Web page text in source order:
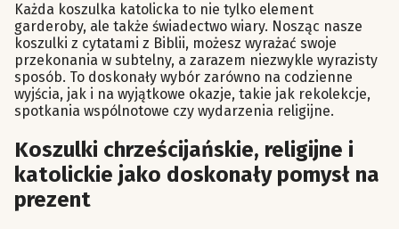
Każda koszulka katolicka to nie tylko element
garderoby, ale także świadectwo wiary. Nosząc nasze
koszulki z cytatami z Biblii, możesz wyrażać swoje
przekonania w subtelny, a zarazem niezwykle wyrazisty
sposób. To doskonały wybór zarówno na codzienne
wyjścia, jak i na wyjątkowe okazje, takie jak rekolekcje,
spotkania wspólnotowe czy wydarzenia religijne.
Koszulki chrześcijańskie, religijne i
katolickie jako doskonały pomysł na
prezent